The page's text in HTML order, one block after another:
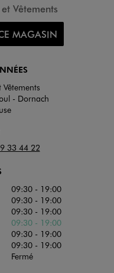
Vêtements
MAGASIN
- Dornach
33 44 22
09:30 - 19:00
09:30 - 19:00
09:30 - 19:00
09:30 - 19:00
09:30 - 19:00
09:30 - 19:00
Fermé